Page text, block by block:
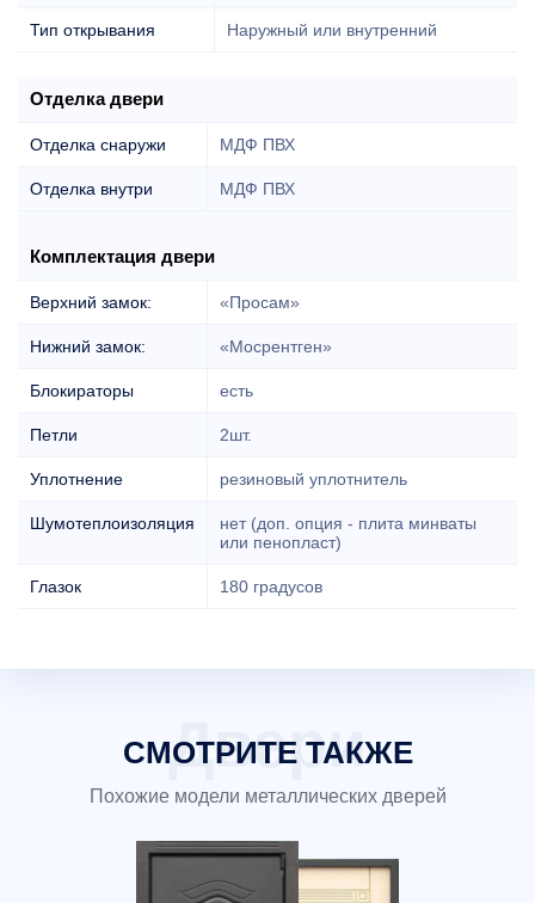
Тип открывания Наружный или внутренний
Отделка двери
Отделка снаружи МДФ ПВХ
Отделка внутри МДФ ПВХ
Комплектация двери
Верхний замок: «Просам»
Нижний замок: «Мосрентген»
Блокираторы есть
Петли 2шт.
Уплотнение резиновый уплотнитель
Шумотеплоизоляция
нет (доп. опция - плита минваты
или пенопласт)
Глазок 180 градусов
СМОТРИТЕ ТАКЖЕ
Похожие модели металлических дверей